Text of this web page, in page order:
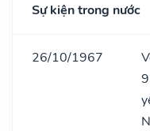
Sự kiện trong nước
26/10/1967